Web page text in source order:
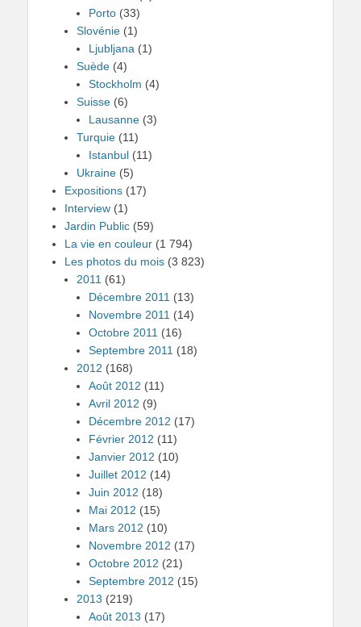
Porto (33)
Slovénie (1)
Ljubljana (1)
Suède (4)
Stockholm (4)
Suisse (6)
Lausanne (3)
Turquie (11)
Istanbul (11)
Ukraine (5)
Expositions (17)
Interview (1)
Jardin Public (59)
La vie en couleur (1 794)
Les photos du mois (3 823)
2011 (61)
Décembre 2011 (13)
Novembre 2011 (14)
Octobre 2011 (16)
Septembre 2011 (18)
2012 (168)
Août 2012 (11)
Avril 2012 (9)
Décembre 2012 (17)
Février 2012 (11)
Janvier 2012 (10)
Juillet 2012 (14)
Juin 2012 (18)
Mai 2012 (15)
Mars 2012 (10)
Novembre 2012 (17)
Octobre 2012 (21)
Septembre 2012 (15)
2013 (219)
Août 2013 (17)